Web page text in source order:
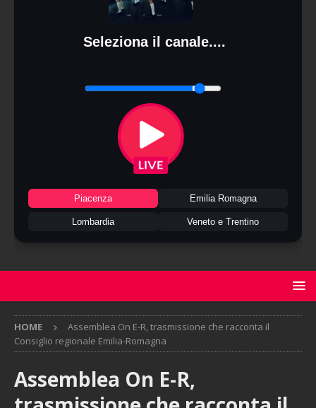
Seleziona il canale....
Piacenza Emilia Romagna
Lombardia Veneto e Trentino
HOME
Assemblea On E-R, trasmissione che racconta il
Consiglio regionale Emilia-Romagna
Assemblea On E-R,